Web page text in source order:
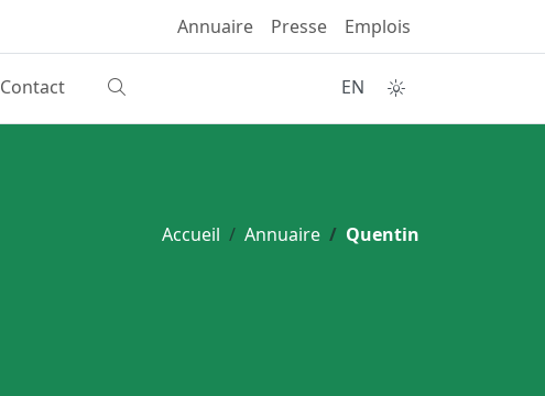
Annuaire Presse Emplois
Contact EN
Accueil Annuaire Quentin